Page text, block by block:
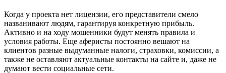
Когда у проекта нет лицензии, его представители смело
названивают людям, гарантируя конкретную прибыль.
Активно и на ходу мошенники будут менять правила и
условия работы. Еще аферисты постоянно вешают на
клиентов разные выдуманные налоги, страховки, комиссии, а
также не оставляют актуальные контакты на сайте и, даже не
думают вести социальные сети.